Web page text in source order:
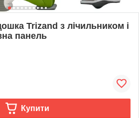
Trizand з лічильником і
панель
Купити